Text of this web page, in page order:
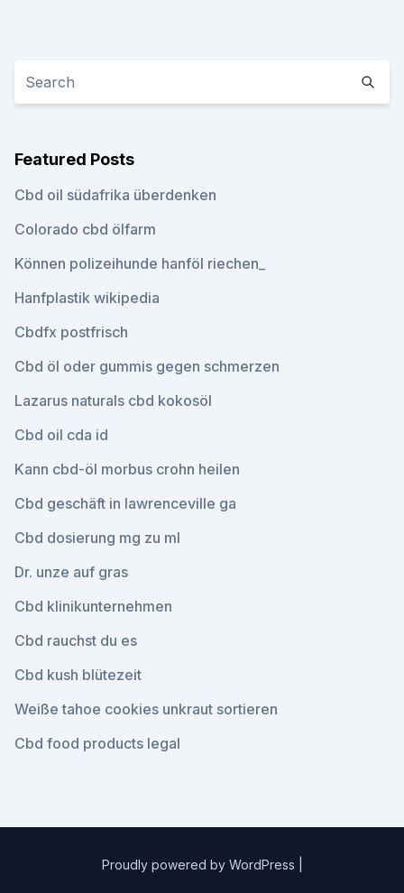
Featured Posts
Cbd oil südafrika überdenken
Colorado cbd ölfarm
Können polizeihunde hanföl riechen_
Hanfplastik wikipedia
Cbdfx postfrisch
Cbd öl oder gummis gegen schmerzen
Lazarus naturals cbd kokosöl
Cbd oil cda id
Kann cbd-öl morbus crohn heilen
Cbd geschäft in lawrenceville ga
Cbd dosierung mg zu ml
Dr. unze auf gras
Cbd klinikunternehmen
Cbd rauchst du es
Cbd kush blütezeit
Weiße tahoe cookies unkraut sortieren
Cbd food products legal
Proudly powered by WordPress